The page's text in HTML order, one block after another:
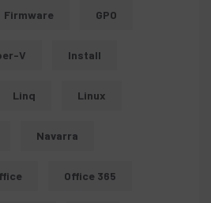
Firmware GPO
V Install
Linq Linux
Navarra
Office 365